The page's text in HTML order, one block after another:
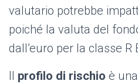
valutario potrebbe
poiché la valuta del
dall’euro per la classe R
Il profilo di rischio è